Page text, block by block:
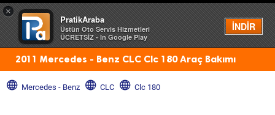
×
PratikAraba
Üstün Oto Servis Hizmetleri
ÜCRETSİZ - In Google Play
İNDİR
Menü
2011 Mercedes - Benz CLC Clc 180 Araç Bakımı
Mercedes - Benz CLC Clc 180